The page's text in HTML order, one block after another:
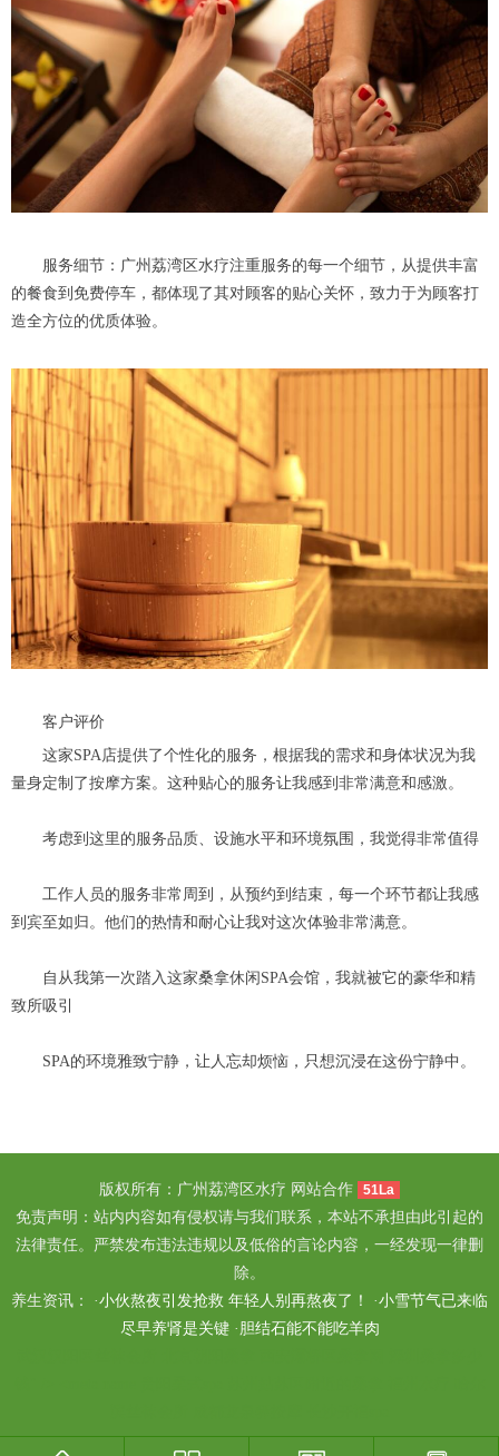
服务细节：广州荔湾区水疗注重服务的每一个细节，从提供丰富
的餐食到免费停车，都体现了其对顾客的贴心关怀，致力于为顾客打
造全方位的优质体验。
客户评价
这家SPA店提供了个性化的服务，根据我的需求和身体状况为我
量身定制了按摩方案。这种贴心的服务让我感到非常满意和感激。
考虑到这里的服务品质、设施水平和环境氛围，我觉得非常值得
工作人员的服务非常周到，从预约到结束，每一个环节都让我感
到宾至如归。他们的热情和耐心让我对这次体验非常满意。
自从我第一次踏入这家桑拿休闲SPA会馆，我就被它的豪华和精
致所吸引
SPA的环境雅致宁静，让人忘却烦恼，只想沉浸在这份宁静中。
版权所有：广州荔湾区水疗 网站合作 51La
免责声明：站内内容如有侵权请与我们联系，本站不承担由此引起的
法律责任。严禁发布违法违规以及低俗的言论内容，一经发现一律删
除。
养生资讯： ·小伙熬夜引发抢救 年轻人别再熬夜了！ ·小雪节气已来临
尽早养肾是关键· 胆结石能不能吃羊肉